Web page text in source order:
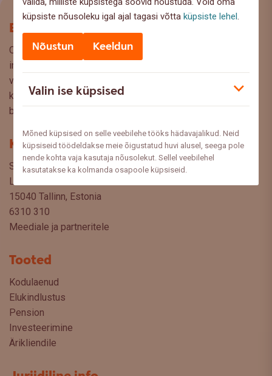
küpsiste nõusoleku igal ajal tagasi võttaküpsiste lehel
Nõustun Keeldun
Valin ise küpsised
Mõned küpsised on selle veebilehe tööks hädavajalikud. Neid
küpsiseid töödeldakse meie õigustatud huvi alusel, seega pole
nende kohta vaja kasutaja nõusolekut. Sellel veebilehel
kasutatakse ka kolmanda osapoole küpsiseid.
Blogi
Oled Swedbanki blogi lehel, kus pakume lugejaile huvitavat
infot ja kasulikke nõuandeid, et saaksite teha kaalutud
valikuid oma rahaasjade korraldamisel. Ootame väga teie
küsimusi, ettepanekuid ja arvamusi, millistel teemadel siit
blogist lugeda sooviksite: meedia@swedbank.ee.
Kontakt
Swedbank AS
Liivalaia 34
15040 Tallinn, Estonia
6310 310
Meediale ja partneritele
Tooted
Kodulaenud
Elukindlustus
Pension
Investeerimine
Ärikliendile